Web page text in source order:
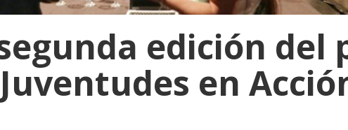
edición del
Juventudes en